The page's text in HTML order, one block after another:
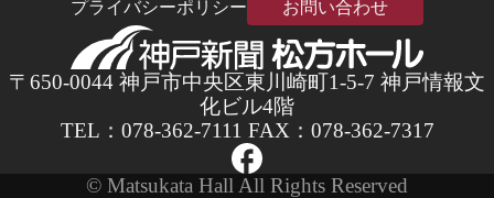
〒650-0044 神戸市中央区東川崎町1-5-7 神戸情報文
化ビル4階
TEL： 078-362-7111 FAX：078-362-7317
プライバシーポリシー
お問い合わせ
© Matsukata Hall All Rights Reserved